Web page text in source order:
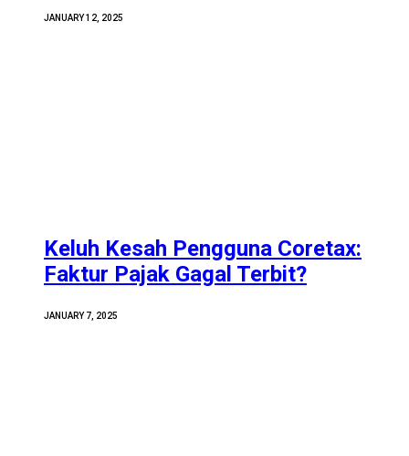
JANUARY 12, 2025
Keluh Kesah Pengguna Coretax:
Faktur Pajak Gagal Terbit?
JANUARY 7, 2025